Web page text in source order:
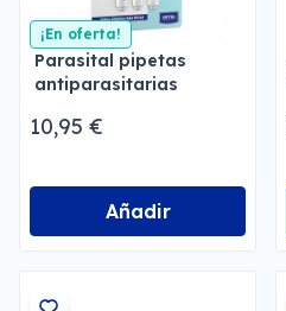
¡En oferta!
Parasital pipetas
antiparasitarias
10,95 €
Añadir